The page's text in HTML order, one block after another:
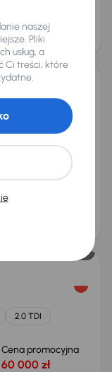
62 500 zł
+5 kolejnych
Cena promocyjna
94 000 zł
2.0 TDI
Cena promocyjna
60 000 zł
naszej
Pliki
usług, a
Ci treści, które